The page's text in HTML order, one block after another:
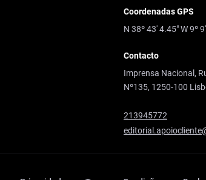
Coordenadas GPS
N 38º 43' 4.45" W 9º
Contacto
Imprensa Nacional,
Nº135, 1250-100
213945772